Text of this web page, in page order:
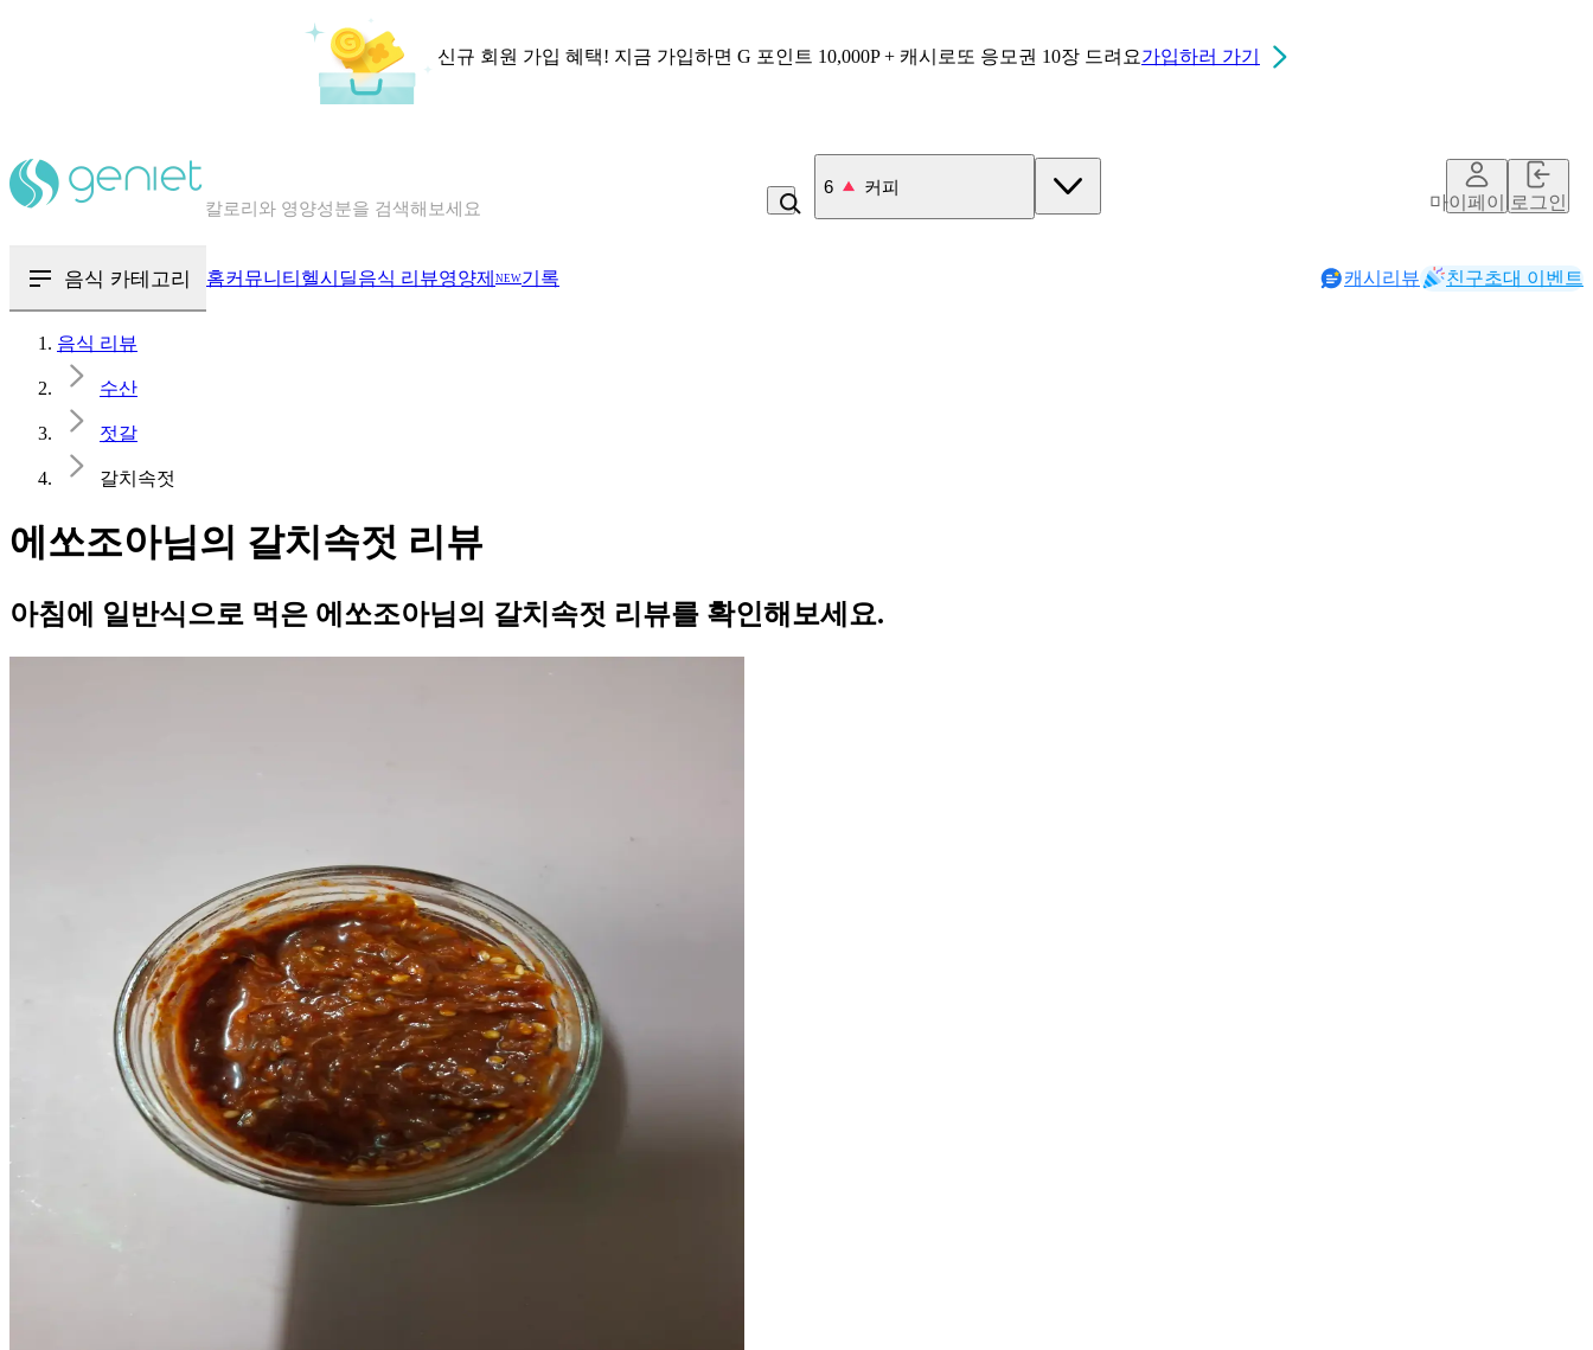
신규 회원 가입 혜택! 지금 가입하면 G 포인트 10,000P + 캐시로또 응모권 10장 드려요가입하러 가기
칼로리와 영양성분을 검색해보세요
7 고구마
마이페이지로그인
음식 카테고리 홈커뮤니티 헬시딜음식 리뷰영양제 NEW기록 캐시리뷰 친구초대 이벤트
음식 리뷰
수산
젓갈
갈치속젓
에쏘조아님의 갈치속젓 리뷰
아침에 일반식으로 먹은 에쏘조아님의 갈치속젓 리뷰를 확인해보세요.